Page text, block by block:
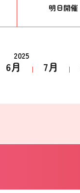
明日開催
2025
6月 7月